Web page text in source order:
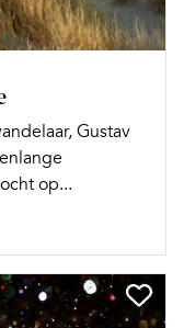
Gustav
op...